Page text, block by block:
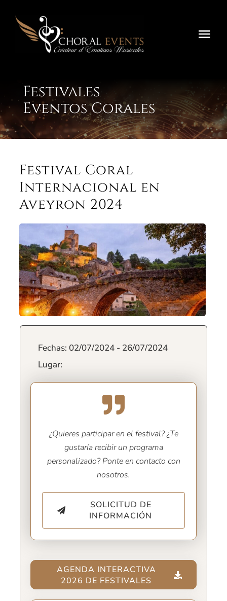
contenido
Festivals
Concours
Contáctenos
Festivales
Eventos Corales
Festival Coral
Internacional en
Aveyron 2024
Fechas: 02/07/2024 - 26/07/2024
Lugar:
¿Quieres participar en el festival? ¿Te
gustaría recibir un programa
personalizado? Ponte en contacto con
nosotros.
SOLICITUD DE
INFORMACIÓN
AGENDA INTERACTIVA
2026 DE FESTIVALES